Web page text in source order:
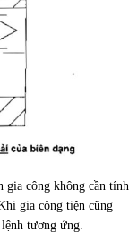
gia công không cần tính
gia công tiện cũng
tương ứng.